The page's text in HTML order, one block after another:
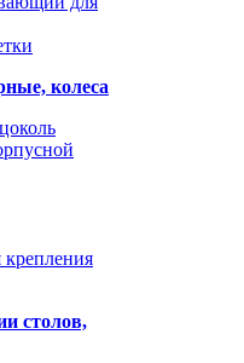
колеса
столов,